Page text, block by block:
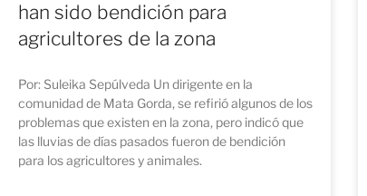
han sido bendición para
agricultores de la zona
Por: Suleika Sepúlveda Un dirigente en la
comunidad de Mata Gorda, se refirió algunos de los
problemas que existen en la zona, pero indicó que
las lluvias de días pasados fueron de bendición
para los agricultores y animales.